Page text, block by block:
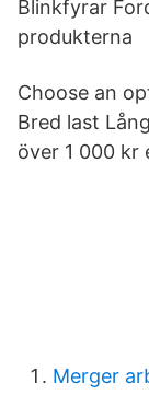
Blinkfyrar
produkterna
Choose an
Bred last
över 1 000 kr
Merger